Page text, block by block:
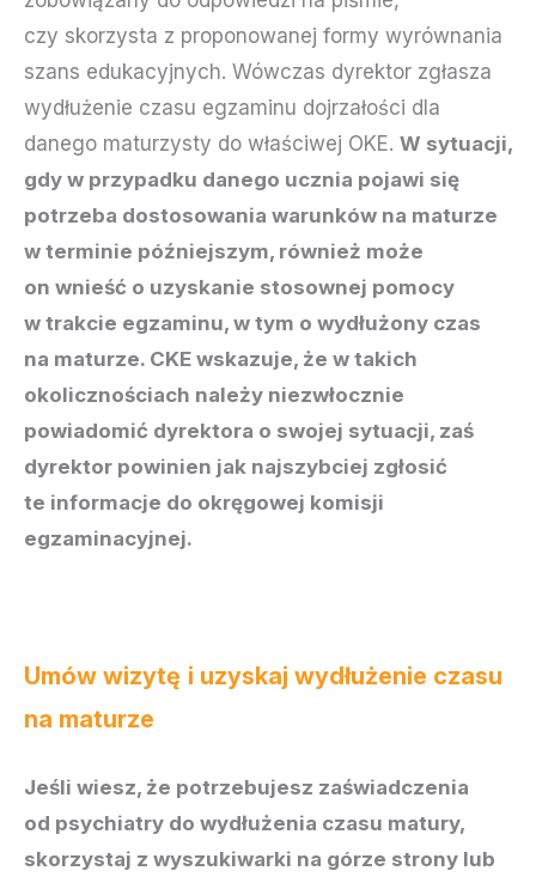
czy skorzysta z proponowanej formy wyrównania
szans edukacyjnych. Wówczas dyrektor zgłasza
wydłużenie czasu egzaminu dojrzałości dla
danego maturzysty do właściwej OKE. W sytuacji,
gdy w przypadku danego ucznia pojawi się
potrzeba dostosowania warunków na maturze
w terminie późniejszym, również może
on wnieść o uzyskanie stosownej pomocy
w trakcie egzaminu, w tym o wydłużony czas
na maturze. CKE wskazuje, że w takich
okolicznościach należy niezwłocznie
powiadomić dyrektora o swojej sytuacji, zaś
dyrektor powinien jak najszybciej zgłosić
te informacje do okręgowej komisji
egzaminacyjnej.
Umów wizytę i uzyskaj wydłużenie czasu
na maturze
Jeśli wiesz, że potrzebujesz zaświadczenia
od psychiatry do wydłużenia czasu matury,
skorzystaj z wyszukiwarki na górze strony lub